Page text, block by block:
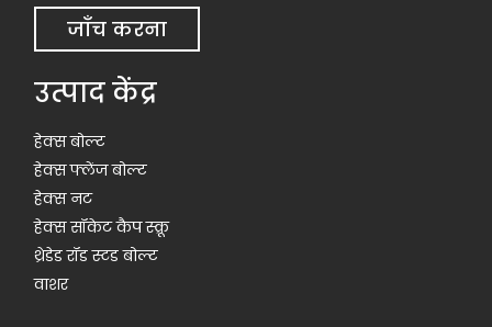
जाँच करना
उत्पाद केंद्र
हेक्स बोल्ट
हेक्स फ्लेंज बोल्ट
हेक्स नट
हेक्स सॉकेट कैप स्क्रू
थ्रेडेड रॉड स्टड बोल्ट
वाशर